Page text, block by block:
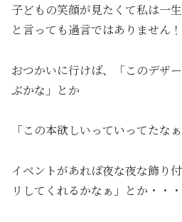
子どもの笑顔が見たくて私は一
と言っても過言ではありません！
おつかいに行けば、「このデザ
ぶかな」とか
「この本欲しいっていってたなぁ
イベントがあれば夜な夜な飾り
リしてくれるかなぁ」とか・・・